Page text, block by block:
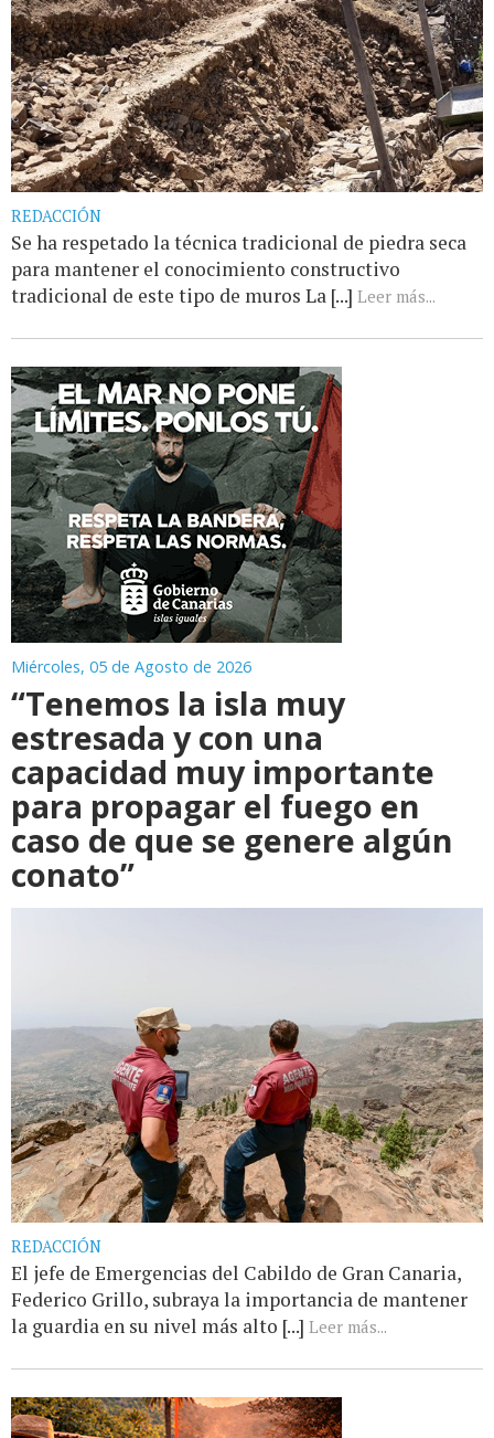
REDACCIÓN
Se ha respetado la técnica tradicional de piedra seca
para mantener el conocimiento constructivo
tradicional de este tipo de muros La [...] Leer más...
Miércoles, 05 de Agosto de 2026
“Tenemos la isla muy
estresada y con una
capacidad muy importante
para propagar el fuego en
caso de que se genere algún
conato”
REDACCIÓN
El jefe de Emergencias del Cabildo de Gran Canaria,
Federico Grillo, subraya la importancia de mantener
la guardia en su nivel más alto [...] Leer más...